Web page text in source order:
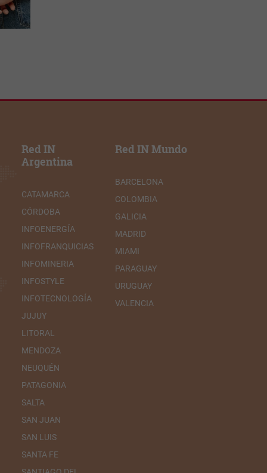
Red IN
Argentina
CATAMARCA
CÓRDOBA
INFOENERGÍA
INFOFRANQUICIAS
INFOMINERIA
INFOSTYLE
INFOTECNOLOGÍA
JUJUY
LITORAL
MENDOZA
NEUQUÉN
PATAGONIA
SALTA
SAN JUAN
SAN LUIS
SANTA FE
Red IN Mundo
BARCELONA
COLOMBIA
GALICIA
MADRID
MIAMI
PARAGUAY
URUGUAY
VALENCIA